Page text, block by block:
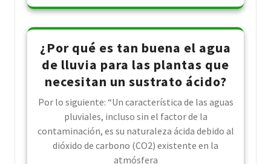
¿Por qué es tan buena el agua
de lluvia para las plantas que
necesitan un sustrato ácido?
Por lo siguiente: “Un característica de las aguas
pluviales, incluso sin el factor de la
contaminación, es su naturaleza ácida debido al
dióxido de carbono (CO2) existente en la
atmósfera